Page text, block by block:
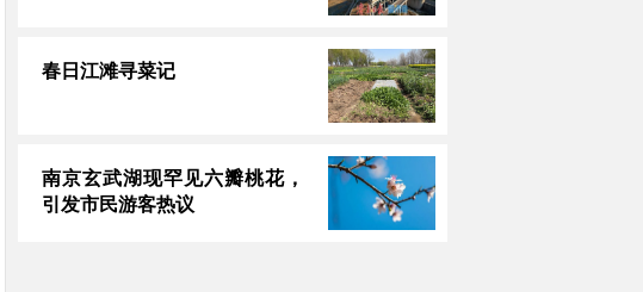
春日江滩寻菜记
南京玄武湖现罕见六瓣桃花，
引发市民游客热议